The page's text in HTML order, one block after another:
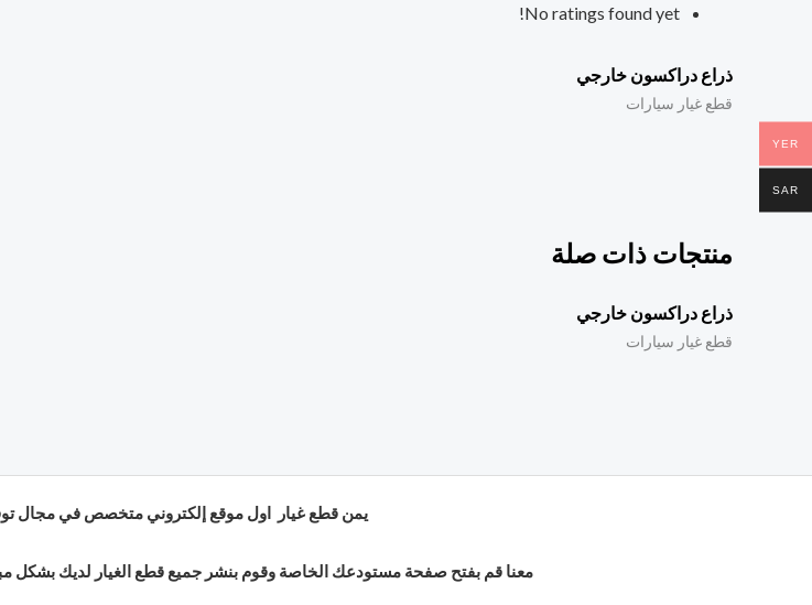
No ratings found yet!
ذراع دراكسون خارجي
قطع غيار سيارات
منتجات ذات صلة
ذراع دراكسون خارجي
قطع غيار سيارات
يمن قطع غيار اول موقع إلكتروني متخصص في مجال
معنا قم بفتح صفحة مستودعك الخاصة وقوم بنشر جميع قطع الغيار لديك بشكل
YER
SAR